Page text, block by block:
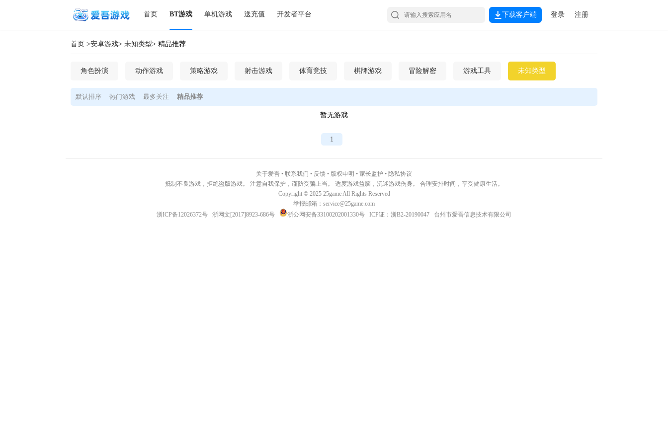
首页 BT游戏 单机游戏 送充值 开发者平台 下载客户端 登录 注册
首页 >安卓游戏> 未知类型> 精品推荐
角色扮演 动作游戏 策略游戏 射击游戏 体育竞技 棋牌游戏 冒险解密 游戏工具 未知类型
默认排序 热门游戏 最多关注 精品推荐
暂无游戏
1
关于爱吾 • 联系我们 • 反馈 • 版权申明 • 家长监护 • 隐私协议
抵制不良游戏，拒绝盗版游戏。 注意自我保护，谨防受骗上当。 适度游戏益脑，沉迷游戏伤身。 合理安排时间，享受健康生活。
Copyright © 2025 25game All Rights Reserved
举报邮箱：service@25game.com
浙ICP备12026372号
浙网文[2017]8923-686号 浙公网安备33100202001330号 ICP证：浙B2-20190047 台州市爱吾信息技术有限公司